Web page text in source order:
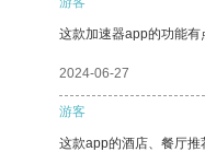
这款加速器app的功能有
2024-06-27
游客
这款app的酒店、餐厅推